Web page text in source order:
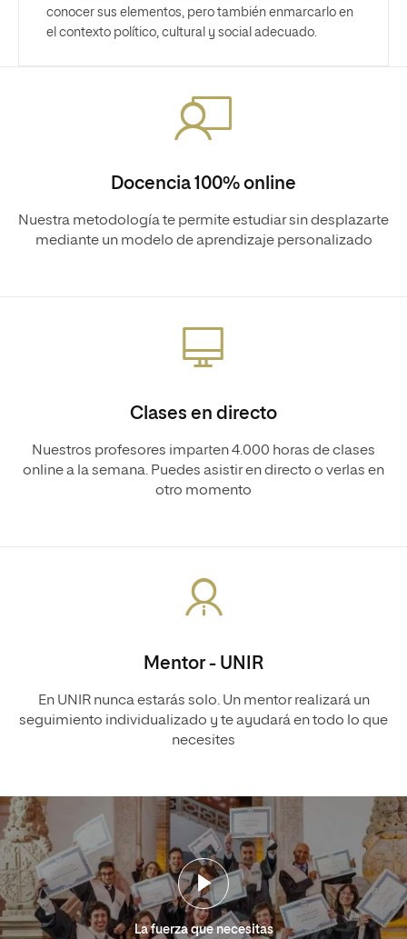
conocer sus elementos, pero también enmarcarlo en
el contexto político, cultural y social adecuado.
Docencia 100% online
Nuestra metodología te permite estudiar sin desplazarte
mediante un modelo de aprendizaje personalizado
Clases en directo
Nuestros profesores imparten 4.000 horas de clases
online a la semana. Puedes asistir en directo o verlas en
otro momento
Mentor - UNIR
En UNIR nunca estarás solo. Un mentor realizará un
seguimiento individualizado y te ayudará en todo lo que
necesites
La fuerza que necesitas